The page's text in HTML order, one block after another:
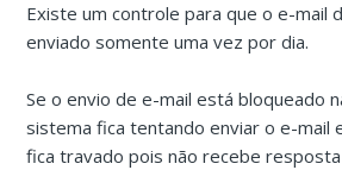
Existe um controle para que o e-mail
enviado somente uma vez por dia.
Se o envio de e-mail está bloqueado
sistema fica tentando enviar o e-mail
fica travado pois não recebe